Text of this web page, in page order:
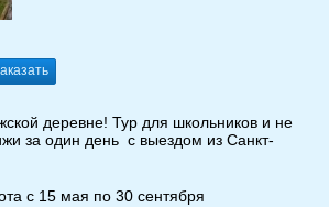
деревне! Тур для школьников и не
за один день с выездом из Санкт-
с 15 мая по 30 сентября